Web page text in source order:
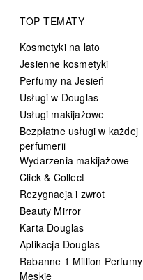
TOP TEMATY
Kosmetyki na lato
Jesienne kosmetyki
Perfumy na Jesień
Usługi w Douglas
Usługi makijażowe
Bezpłatne usługi w każdej
perfumerii
Wydarzenia makijażowe
Click & Collect
Rezygnacja i zwrot
Beauty Mirror
Karta Douglas
Aplikacja Douglas
Rabanne 1 Million Perfumy
Męskie